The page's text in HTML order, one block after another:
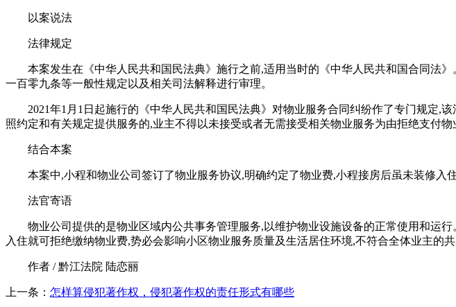
以案说法
法律规定
本案发生在《中华人民共和国民法典》施行之前,适用当时的《中华人民共和国合同法
一百零九条等一般性规定以及相关司法解释进行审理。
2021年1月1日起施行的《中华人民共和国民法典》对物业服务合同纠纷作了专门规定,
照约定和有关规定提供服务的,业主不得以未接受或者无需接受相关物业服务为由拒绝支付物
结合本案
本案中,小程和物业公司签订了物业服务协议,明确约定了物业费,小程接房后虽未装修
法官寄语
物业公司提供的是物业区域内公共事务管理服务,以维护物业设施设备的正常使用和运
入住就可拒绝缴纳物业费,势必会影响小区物业服务质量及生活居住环境,不符合全体业主的共
作者 / 黔江法院 陆恋丽
上一条： 怎样算侵犯著作权，侵犯著作权的责任形式有哪些